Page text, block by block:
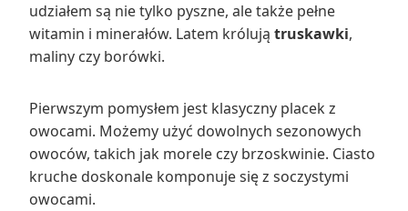
udziałem są nie tylko pyszne, ale także pełne
witamin i minerałów. Latem królują truskawki,
maliny czy borówki.
Pierwszym pomysłem jest klasyczny placek z
owocami. Możemy użyć dowolnych sezonowych
owoców, takich jak morele czy brzoskwinie. Ciasto
kruche doskonale komponuje się z soczystymi
owocami.